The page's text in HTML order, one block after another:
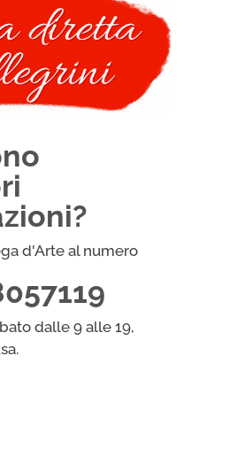
d'Arte al numero
dalle 9 alle 19,